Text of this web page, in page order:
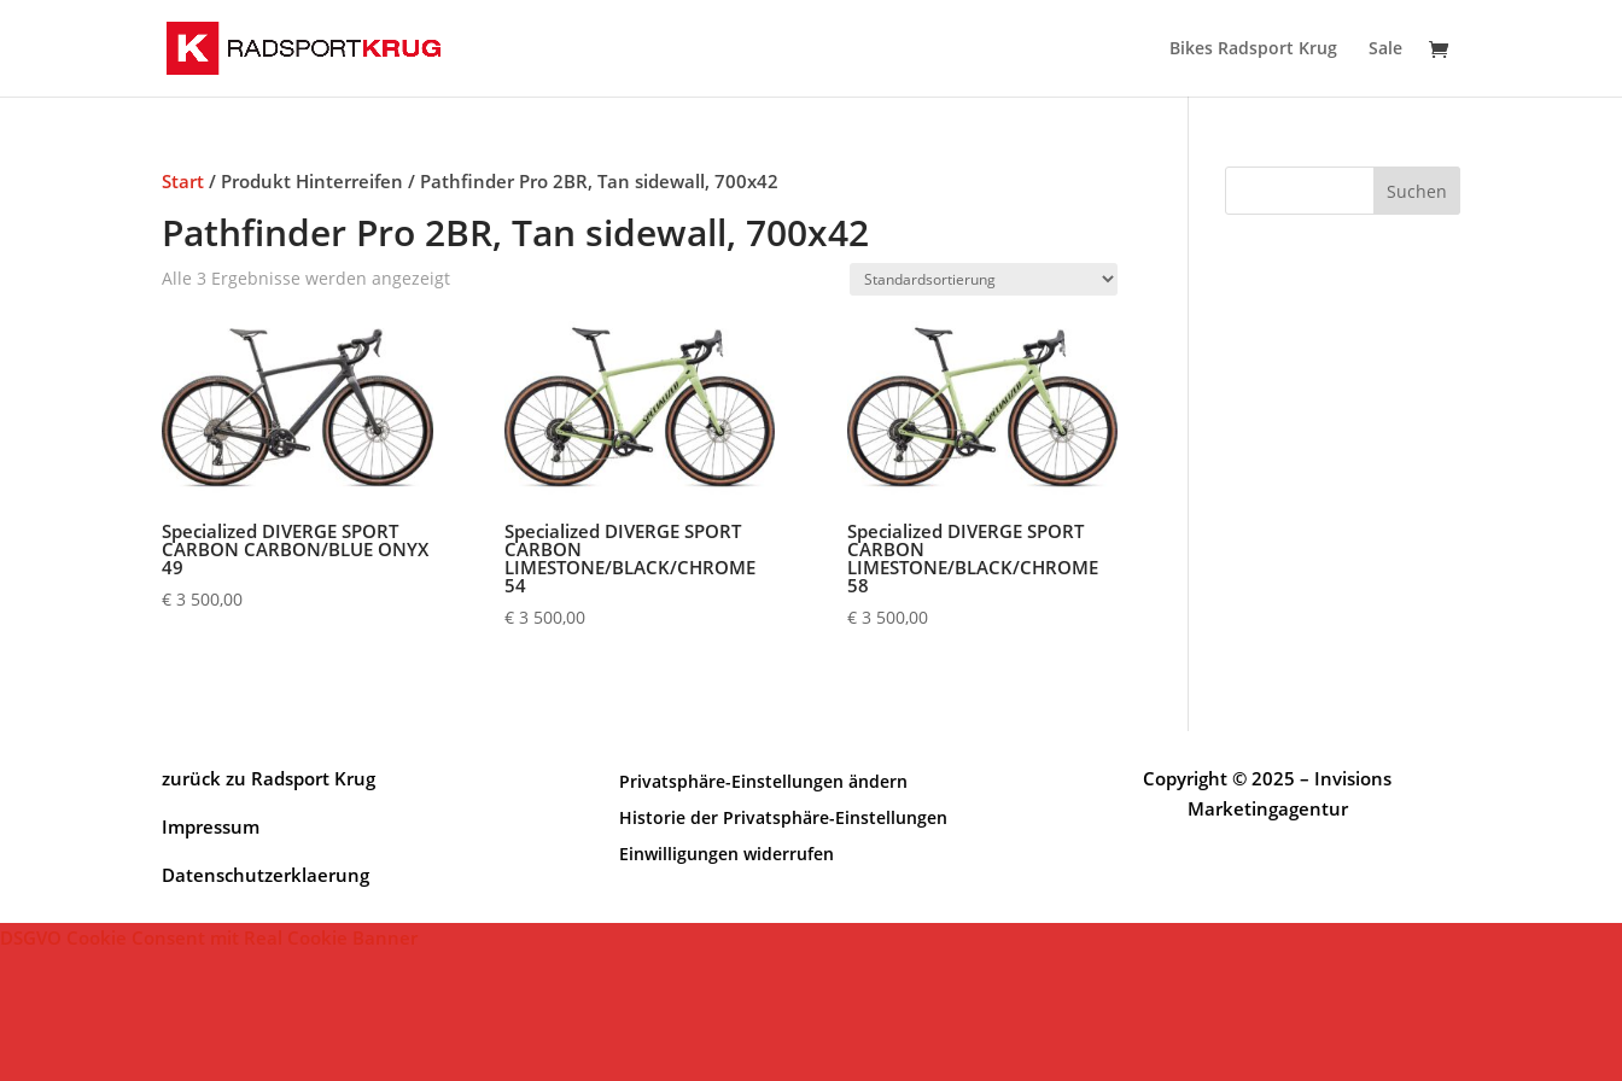
Bikes Radsport Krug Sale
Start / Produkt Hinterreifen / Pathfinder Pro 2BR, Tan sidewall, 700x42
Pathfinder Pro 2BR, Tan sidewall, 700x42
Alle 3 Ergebnisse werden angezeigt
Specialized DIVERGE SPORT
CARBON CARBON/BLUE ONYX
49
€ 3 500,00
Specialized DIVERGE SPORT
CARBON
LIMESTONE/BLACK/CHROME
54
€3 500,00
Specialized DIVERGE SPORT
CARBON
LIMESTONE/BLACK/CHROME
58
€3 500,00
Suchen
zurück zu Radsport Krug
Impressum
Datenschutzerklaerung
Privatsphäre-Einstellungen ändern
Historie der Privatsphäre-Einstellungen
Einwilligungen widerrufen
Copyright © 2025 – Invisions
Marketingagentur
DSGVO Cookie Consent mit Real Cookie Banner